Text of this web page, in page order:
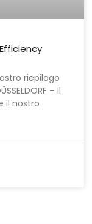
riepilogo
– Il
il nostro